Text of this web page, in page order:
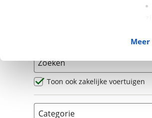
Met
Zoeken
Toon ook zakelijke voertuigen
Categorie